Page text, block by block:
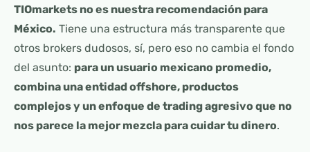
TIOmarkets no es nuestra recomendación para
México. Tiene una estructura más transparente que
otros brokers dudosos, sí, pero eso no cambia el fondo
del asunto: para un usuario mexicano promedio,
combina una entidad offshore, productos
complejos y un enfoque de trading agresivo que no
nos parece la mejor mezcla para cuidar tu dinero.